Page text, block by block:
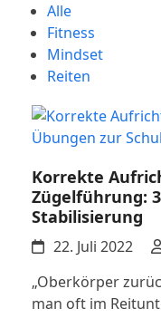
Alle
Fitness
Mindset
Reiten
Korrekte
Zügelführung:
Stabilisierung
22. Juli 2022
„Oberkörper
man oft im